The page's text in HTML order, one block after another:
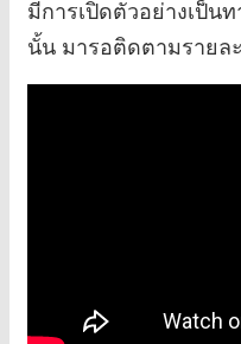
มีการเปิดตัวอย่างเป็น
นั้น มารอติดตามรายล